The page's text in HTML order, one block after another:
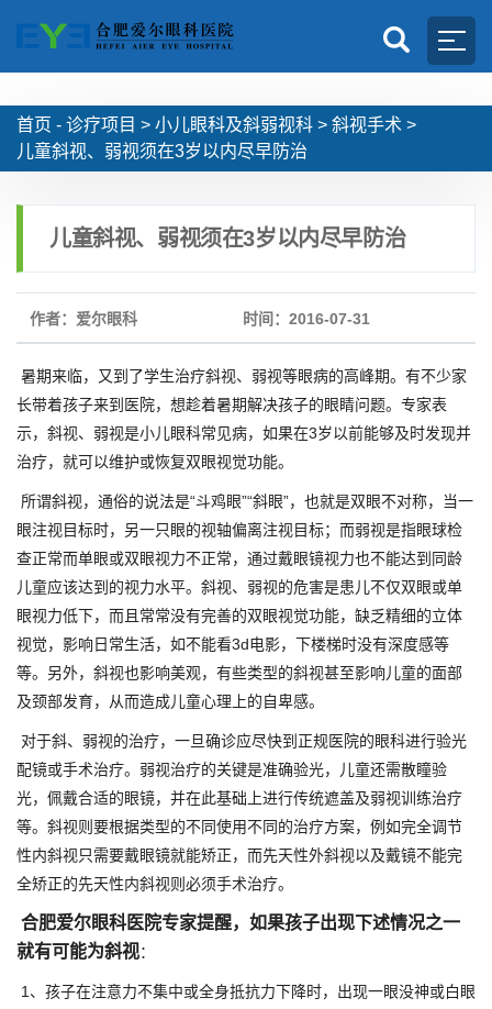
首页 - 诊疗项目 > 小儿眼科及斜弱视科 > 斜视手术 >
儿童斜视、弱视须在3岁以内尽早防治
儿童斜视、弱视须在3岁以内尽早防治
作者：爱尔眼科 时间：2016-07-31
暑期来临，又到了学生治疗斜视、弱视等眼病的高峰期。有不少家
长带着孩子来到医院，想趁着暑期解决孩子的眼睛问题。专家表
示，斜视、弱视是小儿眼科常见病，如果在3岁以前能够及时发现并
治疗，就可以维护或恢复双眼视觉功能。
所谓斜视，通俗的说法是“斗鸡眼”“斜眼”，也就是双眼不对称，当一
眼注视目标时，另一只眼的视轴偏离注视目标；而弱视是指眼球检
查正常而单眼或双眼视力不正常，通过戴眼镜视力也不能达到同龄
儿童应该达到的视力水平。斜视、弱视的危害是患儿不仅双眼或单
眼视力低下，而且常常没有完善的双眼视觉功能，缺乏精细的立体
视觉，影响日常生活，如不能看3d电影，下楼梯时没有深度感等
等。另外，斜视也影响美观，有些类型的斜视甚至影响儿童的面部
及颈部发育，从而造成儿童心理上的自卑感。
对于斜、弱视的治疗，一旦确诊应尽快到正规医院的眼科进行验光
配镜或手术治疗。弱视治疗的关键是准确验光，儿童还需散瞳验
光，佩戴合适的眼镜，并在此基础上进行传统遮盖及弱视训练治疗
等。斜视则要根据类型的不同使用不同的治疗方案，例如完全调节
性内斜视只需要戴眼镜就能矫正，而先天性外斜视以及戴镜不能完
全矫正的先天性内斜视则必须手术治疗。
合肥爱尔眼科医院专家提醒，如果孩子出现下述情况之一
就有可能为斜视：
1、孩子在注意力不集中或全身抵抗力下降时，出现一眼没神或白眼